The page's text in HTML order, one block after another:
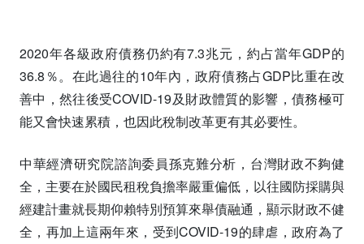
2020年各級政府債務仍約有7.3兆元，約占當年GDP的
36.8％。在此過往的10年內，政府債務占GDP比重在改
善中，然往後受COVID-19及財政體質的影響，債務極可
能又會快速累積，也因此稅制改革更有其必要性。
中華經濟研究院諮詢委員孫克難分析，台灣財政不夠健
全，主要在於國民租稅負擔率嚴重偏低，以往國防採購與
經建計畫就長期仰賴特別預算來舉債融通，顯示財政不健
全，再加上這兩年來，受到COVID-19的肆虐，政府為了